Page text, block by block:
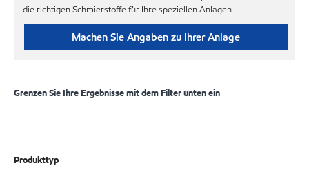
die richtigen Schmierstoffe für Ihre speziellen Anlagen.
Machen Sie Angaben zu Ihrer Anlage
Grenzen Sie Ihre Ergebnisse mit dem Filter unten ein
Produkttyp